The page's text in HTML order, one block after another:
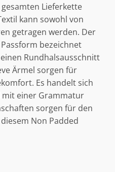
Lieferkette
kann sowohl von
getragen werden. Der
bezeichnet
Rundhalsausschnitt
Ärmel sorgen für
Es handelt sich
mit einer Grammatur
sorgen für den
Non Padded